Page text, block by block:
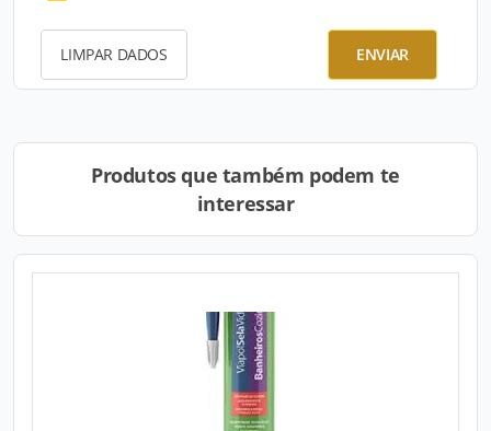
LIMPAR DADOS ENVIAR
Produtos que também podem te
interessar